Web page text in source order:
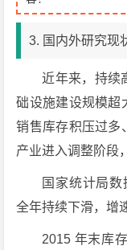
3. 国内外研究现
近年来，持续
础设施建设规模超
销售库存积压过多
产业进入调整阶段
国家统计局
全年持续下滑，增
2015 年末库